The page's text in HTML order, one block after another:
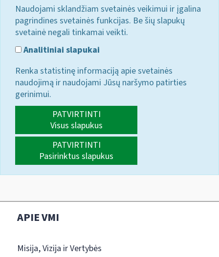
Naudojami sklandžiam svetainės veikimui ir įgalina
pagrindines svetainės funkcijas. Be šių slapukų
svetainė negali tinkamai veikti.
Analitiniai slapukai
Renka statistinę informaciją apie svetainės
naudojimą ir naudojami Jūsų naršymo patirties
gerinimui.
PATVIRTINTI
Visus slapukus
PATVIRTINTI
Pasirinktus slapukus
APIE VMI
Misija, Vizija ir Vertybės